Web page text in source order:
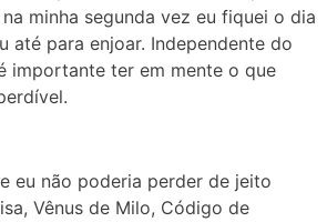
minha segunda vez eu fiquei o dia
até para enjoar. Independente do
importante ter em mente o que
eu não poderia perder de jeito
Vênus de Milo, Código de